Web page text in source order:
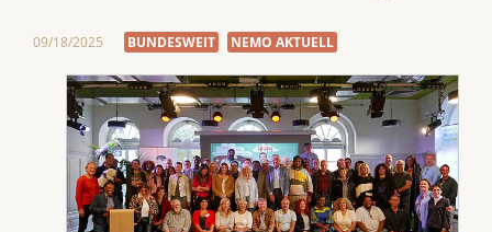
09/18/2025 BUNDESWEIT NEMO AKTUELL